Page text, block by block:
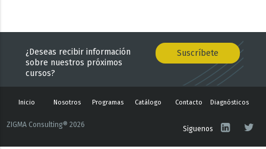
¿Deseas recibir información
sobre nuestros próximos
cursos?
Suscríbete
Inicio Nosotros Programas Catálogo Contacto Diagnósticos
ZIGMA Consulting® 2026 Siguenos